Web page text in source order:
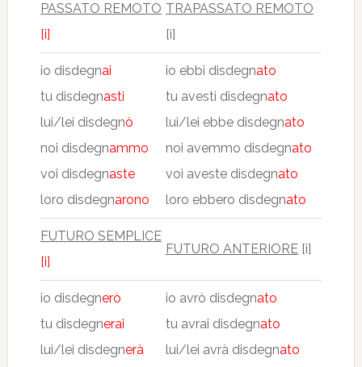
PASSATO REMOTO
[i]
TRAPASSATO REMOTO
[i]
io disdegnai
tu disdegnasti
lui/lei disdegnò
noi disdegnammo
voi disdegnaste
loro disdegnarono
io ebbi disdegnato
tu avesti disdegnato
lui/lei ebbe disdegnato
noi avemmo disdegnato
voi aveste disdegnato
loro ebbero disdegnato
FUTURO SEMPLICE
[i]
FUTURO ANTERIORE[i]
io disdegnerò
tu disdegnerai
lui/lei disdegnerà
io avrò disdegnato
tu avrai disdegnato
lui/lei avrà disdegnato